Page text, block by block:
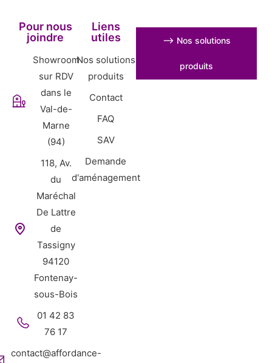
Pour nous
joindre
Showroom
sur RDV
dans le
Val-de-
Marne
(94)
118, Av.
du
Maréchal
De Lattre
de
Tassigny
94120
Fontenay-
sous-Bois
01 42 83
76 17
contact@affordance-
Liens
utiles
Nos solutions
produits
Contact
FAQ
SAV
Demande
d'aménagement
⟶ Nos solutions
produits